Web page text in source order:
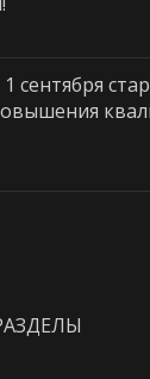
сентября